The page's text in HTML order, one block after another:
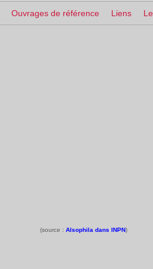
Ouvrages de référence Liens
(source : Alsophila dans INPN)